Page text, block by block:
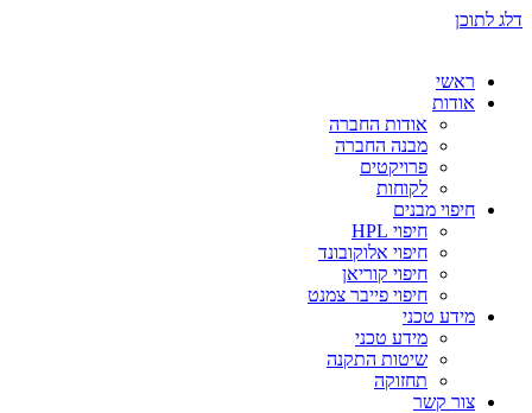
דלג לתוכן
ראשי
אודות
אודות החברה
מבנה החברה
פרויקטים
לקוחות
חיפוי מבנים
חיפוי HPL
חיפוי אלוקובונד
חיפוי קוריאן
חיפוי פייבר צמנט
מידע טכני
מידע טכני
שיטות התקנה
תחזוקה
צור קשר